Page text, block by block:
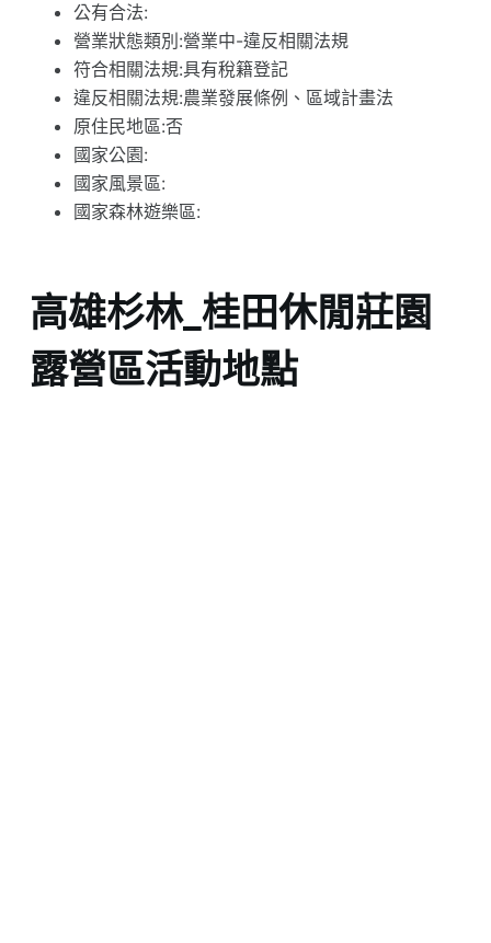
公有合法:
營業狀態類別:營業中-違反相關法規
符合相關法規:具有稅籍登記
違反相關法規:農業發展條例、區域計畫法
原住民地區:否
國家公園:
國家風景區:
國家森林遊樂區:
高雄杉林_桂田休閒莊園
露營區活動地點